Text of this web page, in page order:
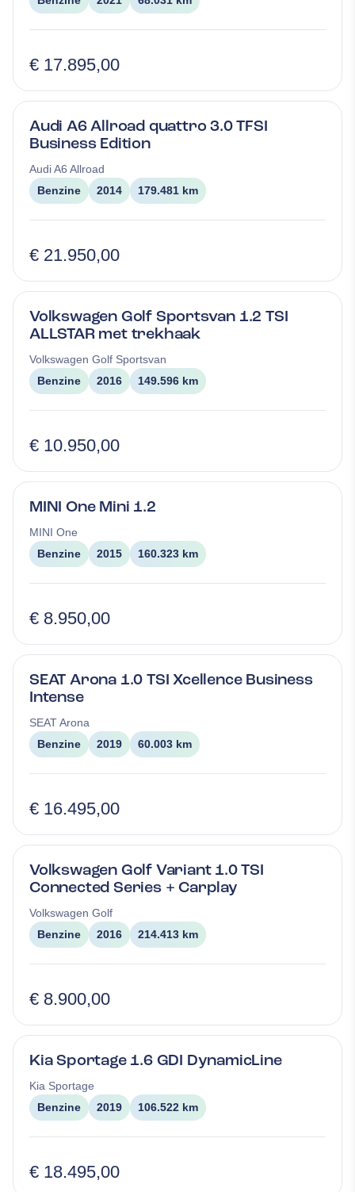
€ 17.895,00
Audi A6 Allroad quattro 3.0 TFSI
Business Edition
AudiA6 Allroad
Benzine
2014 179.481 km
€ 21.950,00
Volkswagen Golf Sportsvan 1.2 TSI
ALLSTAR met trekhaak
Volkswagen Golf Sportsvan
Benzine
2016 149.596 km
€ 10.950,00
MINI One Mini 1.2
MINI One
Benzine
2015 160.323 km
€ 8.950,00
SEAT Arona 1.0 TSI Xcellence Business
Intense
SEATArona
Benzine
2019 60.003 km
€ 16.495,00
Volkswagen Golf Variant 1.0 TSI
Connected Series + Carplay
Volkswagen Golf
Benzine
2016 214.413 km
€ 8.900,00
Kia Sportage 1.6 GDI DynamicLine
Kia Sportage
Benzine
2019 106.522 km
€ 18.495,00